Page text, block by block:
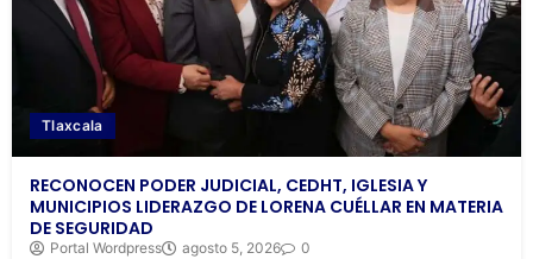
Tlaxcala
RECONOCEN PODER JUDICIAL, CEDHT, IGLESIA Y
MUNICIPIOS LIDERAZGO DE LORENA CUÉLLAR EN MATERIA
DE SEGURIDAD
Portal Wordpress agosto 5, 2026 0